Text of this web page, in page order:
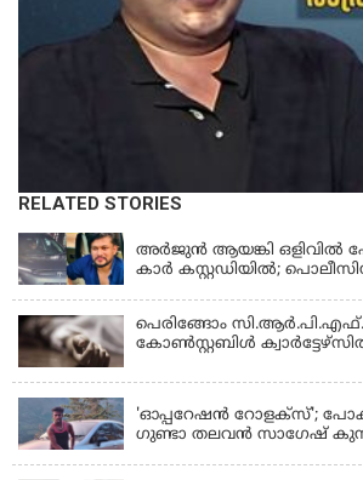
RELATED STORIES
KERALA
അർജുൻ ആയങ്കി ഒളിവിൽ
കാർ കസ്റ്റഡിയിൽ; പൊലീസിന്
പെരിങ്ങോം സി.ആർ.പി.എഫ്.
കോൺസ്റ്റബിൾ
'ഓപ്പറേഷൻ റോളക്സ്';
ഗുണ്ടാ തലവൻ സാഗേഷ്